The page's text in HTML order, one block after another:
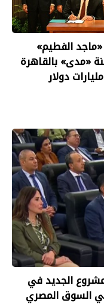
الفطيم»
«مدى» بالقاهرة
الجديد في
السوق المصري